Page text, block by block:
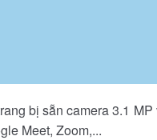
bị sẵn camera 3.1
Meet, Zoom,...